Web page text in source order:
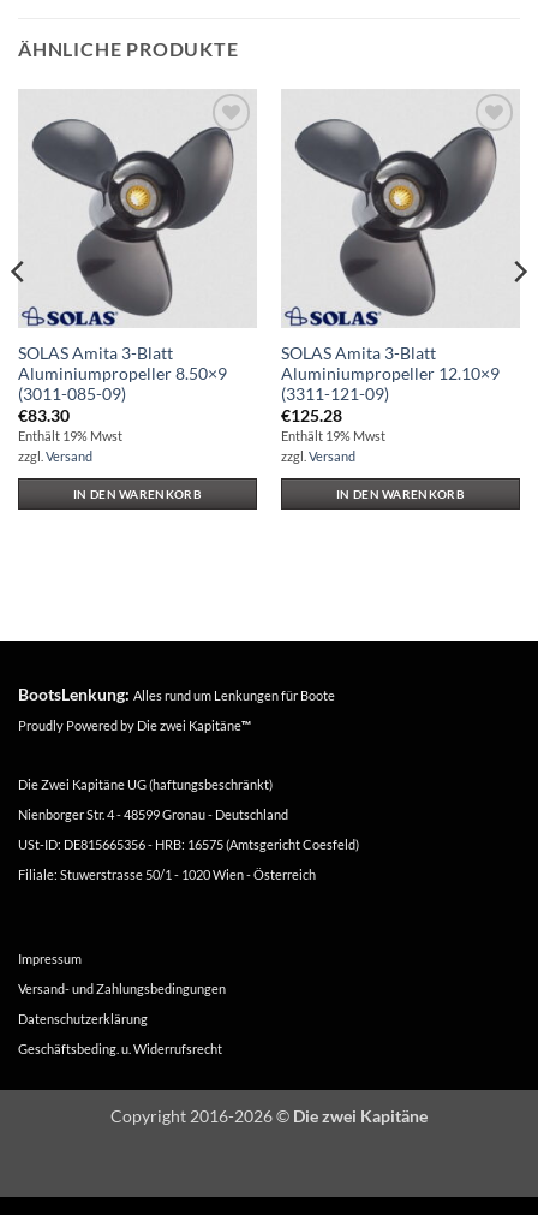
ÄHNLICHE PRODUKTE
Auf die
Wunschliste
SOLAS Amita 3-Blatt
Aluminiumpropeller 8.50×9
(3011-085-09)
€83.30
Enthält 19% Mwst
zzgl. Versand
IN DEN WARENKORB
Auf die
Wunschliste
SOLAS Amita 3-Blatt
Aluminiumpropeller 12.10×9
(3311-121-09)
€125.28
Enthält 19% Mwst
zzgl. Versand
IN DEN WARENKORB
BootsLenkung: Alles rund um Lenkungen für Boote
Proudly Powered by Die zwei Kapitäne™
Die Zwei Kapitäne UG (haftungsbeschränkt)
Nienborger Str. 4 - 48599 Gronau - Deutschland
USt-ID: DE815665356 - HRB: 16575 (Amtsgericht Coesfeld)
Filiale: Stuwerstrasse 50/1 - 1020 Wien - Österreich
Impressum
Versand- und Zahlungsbedingungen
Datenschutzerklärung
Geschäftsbeding. u. Widerrufsrecht
Copyright 2016-2026 © Die zwei Kapitäne